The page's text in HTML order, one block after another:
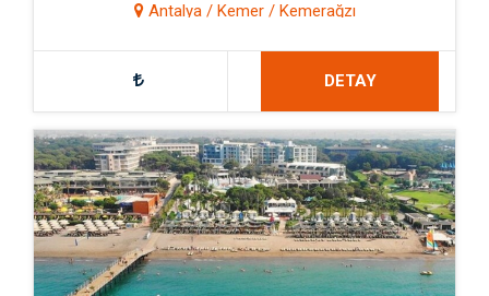
Antalya / Kemer / Kemerağzı
DETAY